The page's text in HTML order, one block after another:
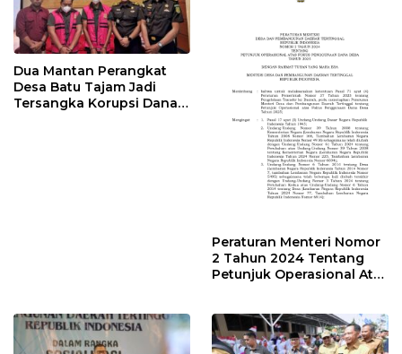
Dua Mantan Perangkat
Desa Batu Tajam Jadi
Tersangka Korupsi Dana
Peraturan Menteri Nomor
2 Tahun 2024 Tentang
Petunjuk Operasional Atas